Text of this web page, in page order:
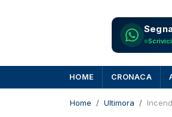
HOME CRONACA
Home Ultimora